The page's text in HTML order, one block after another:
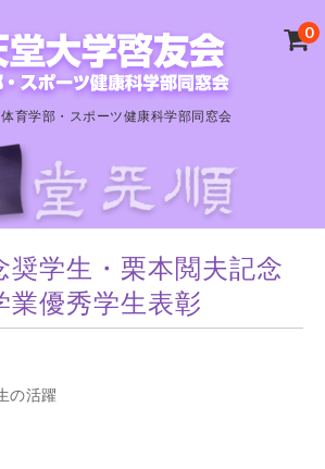
育学部・スポーツ健康科学部同窓会
0
奨学生・栗本閲夫記念
業優秀学生表彰
の活躍